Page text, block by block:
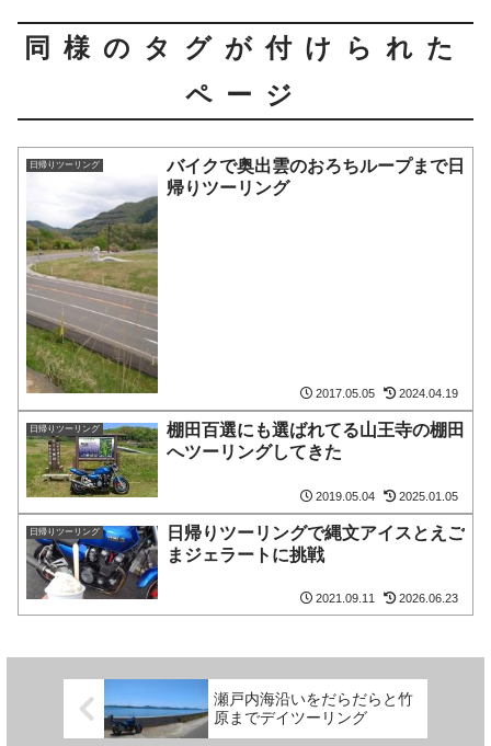
同様のタグが付けられた
ページ
日帰りツーリング
バイクで奥出雲のおろちループまで日
帰りツーリング
2017.05.05 2024.04.19
日帰りツーリング
棚田百選にも選ばれてる山王寺の棚田
へツーリングしてきた
2019.05.04 2025.01.05
日帰りツーリング
日帰りツーリングで縄文アイスとえご
まジェラートに挑戦
2021.09.11 2026.06.23
瀬戸内海沿いをだらだらと竹
原までデイツーリング